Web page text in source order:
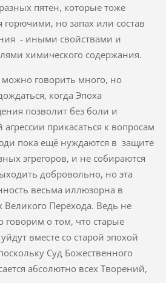
пятен, которые тоже
горючими, но запах или состав
- иными свойствами и
химического содержания.
говорить много, но
когда Эпоха
позволит без боли и
агрессии прикасаться к вопросам
пока ещё нуждаются в защите
эгрегоров, и не собираются
добровольно, но эта
весьма иллюзорна в
Великого Перехода. Ведь не
говорим о том, что старые
вместе со старой эпохой
Суд Божественного
абсолютно всех Творений,